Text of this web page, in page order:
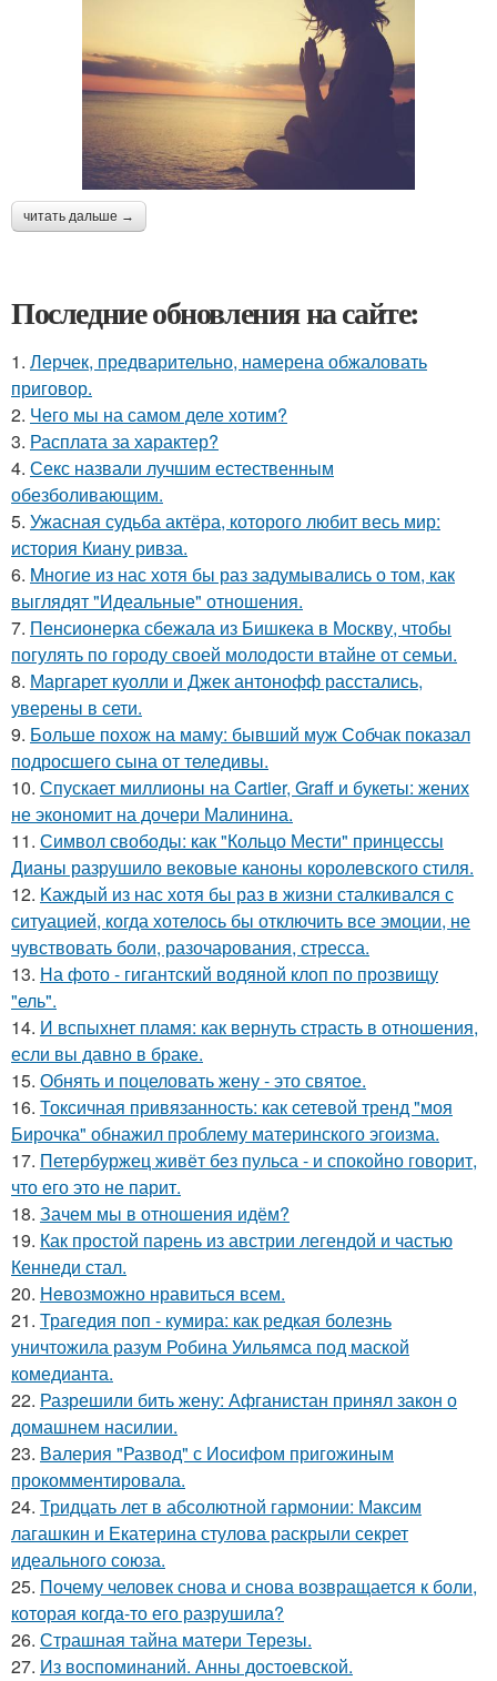
читать дальше →
Последние обновления на сайте:
1. Лерчек, предварительно, намерена обжаловать
приговор.
2. Чего мы на самом деле хотим?
3. Расплата за характер?
4. Секс назвали лучшим естественным
обезболивающим.
5. Ужасная судьба актёра, которого любит весь мир:
история Киану ривза.
6. Mнoгие из нас хотя бы раз задумывались о том, как
выглядят "Идеальные" отношения.
7. Пенсионерка сбежала из Бишкека в Москву, чтобы
погулять по городу своей молодости втайне от семьи.
8. Маргарет куолли и Джек антонофф расстались,
уверены в сети.
9. Больше похож на маму: бывший муж Собчак показал
подросшего сына от теледивы.
10. Спускает миллионы на Cartier, Graff и букеты: жених
не экономит на дочери Малинина.
11. Символ свободы: как "Кольцо Мести" принцессы
Дианы разрушило вековые каноны королевского стиля.
12. Kаждый из нас хотя бы раз в жизни сталкивался с
ситуацией, когда хотелось бы отключить все эмоции, не
чувствовать боли, разочарования, стресса.
13. На фото - гигантский водяной клоп по прозвищу
"ель".
14. И вспыхнет пламя: как вернуть страсть в отношения,
если вы давно в браке.
15. Обнять и поцеловать жену - это святое.
16. Токсичная привязанность: как сетевой тренд "моя
Бирочка" обнажил проблему материнского эгоизма.
17. Петербуржец живёт без пульса - и спокойно говорит,
что его это не парит.
18. Зачем мы в отношения идём?
19. Как простой парень из австрии легендой и частью
Кеннеди стал.
20. Heвозможно нравиться всем.
21. Трагедия поп - кумира: как редкая болезнь
уничтожила разум Робина Уильямса под маской
комедианта.
22. Разрешили бить жену: Афганистан принял закон о
домашнем насилии.
23. Валерия "Развод" с Иосифом пригожиным
прокомментировала.
24. Тридцать лет в абсолютной гармонии: Максим
лагашкин и Екатерина стулова раскрыли секрет
идеального союза.
25. Почему человек снова и снова возвращается к боли,
которая когда-то его разрушила?
26. Страшная тайна матери Терезы.
27. Из воспоминаний. Анны достоевской.